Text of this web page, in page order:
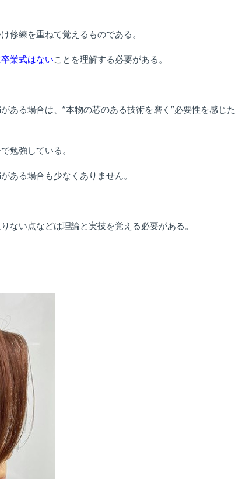
修練を重ねて覚えるものである。
業式はないことを理解する必要がある。
ある場合は、”本物の芯のある技術を磨く”必要性を感じた
勉強している。
ある場合も少なくありません。
ない点などは理論と実技を覚える必要がある。